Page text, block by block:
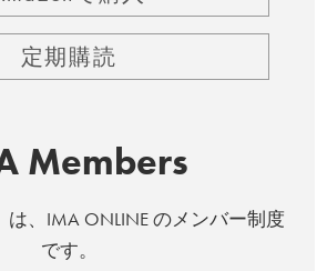
定期購読
Members
は、IMA ONLINE のメンバー制度
です。